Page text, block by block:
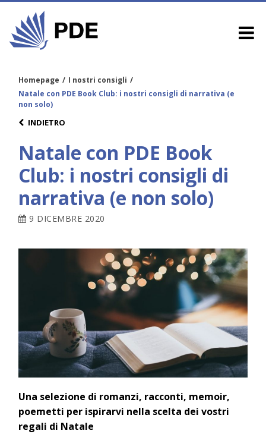
Homepage / I nostri consigli /
Natale con PDE Book Club: i nostri consigli di narrativa (e
non solo)
INDIETRO
Natale con PDE Book
Club: i nostri consigli di
narrativa (e non solo)
9 DICEMBRE 2020
Una selezione di romanzi, racconti, memoir,
poemetti per ispirarvi nella scelta dei vostri
regali di Natale